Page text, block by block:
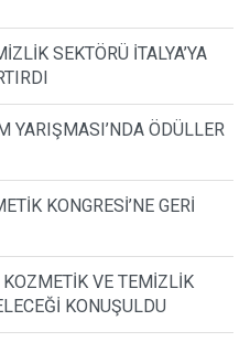
SEKTÖRÜ İTALYA’YA
YARIŞMASI’NDA ÖDÜLLER
KONGRESİ’NE GERİ
VE TEMİZLİK
KONUŞULDU